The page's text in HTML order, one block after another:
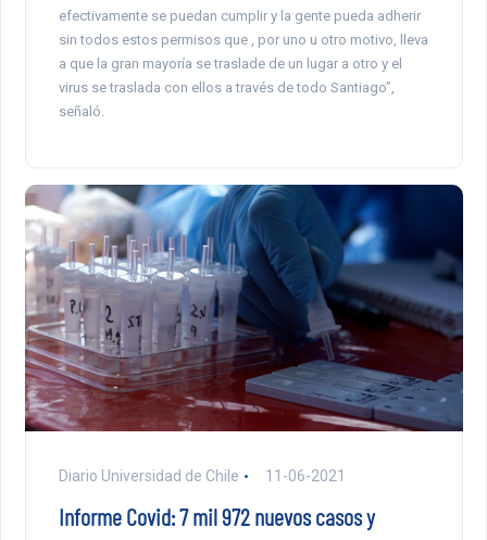
efectivamente se puedan cumplir y la gente pueda adherir
sin todos estos permisos que , por uno u otro motivo, lleva
a que la gran mayoría se traslade de un lugar a otro y el
virus se traslada con ellos a través de todo Santiago”,
señaló.
Diario Universidad de Chile 11-06-2021
Informe Covid: 7 mil 972 nuevos casos y